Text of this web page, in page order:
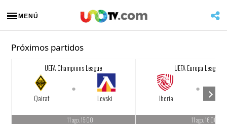
MENÚ
Próximos partidos